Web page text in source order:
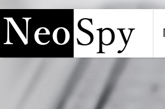
Программа шпион